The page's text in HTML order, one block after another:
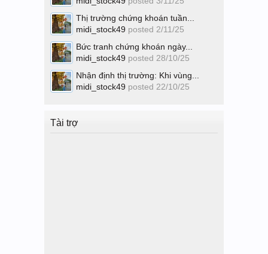
Thị trường chứng khoán tuần...
midi_stock49 posted 2/11/25
Bức tranh chứng khoán ngày...
midi_stock49 posted 28/10/25
Nhận định thị trường: Khi vùng...
midi_stock49 posted 22/10/25
Tài trợ